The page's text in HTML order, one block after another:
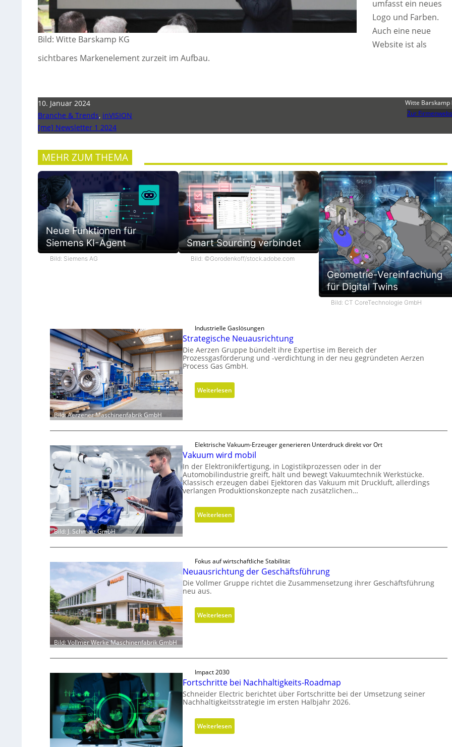
Bild: Witte Barskamp KG
umfasst ein neues
Logo und Farben.
Auch eine neue
Website ist als
sichtbares Markenelement zurzeit im Aufbau.
10. Januar 2024
Branche & Trends, inVISION
[me] Newsletter 1 2024
Witte Barskamp
Zur
MEHR ZUM THEMA
Neue Funktionen für
Siemens KI-Agent
Bild: Siemens AG
Smart Sourcing verbindet
Bild: ©Gorodenkoff/stock.adobe.com
Geometrie-Vereinfachung
für Digital Twins
Bild: CT CoreTechnologie GmbH
Bild: Aerzener Maschinenfabrik GmbH
Industrielle Gaslösungen
Strategische Neuausrichtung
Die Aerzen Gruppe bündelt ihre Expertise im Bereich der
Prozessgasförderung und -verdichtung in der neu gegründeten Aerzen
Process Gas GmbH.
Weiterlesen:
S
a
t
e
g
i
s
c
h
e
u
a
u
s
h
Bild: J. Schmalz GmbH
Elektrische Vakuum-Erzeuger generieren Unterdruck direkt vor Ort
Vakuum wird mobil
In der Elektronikfertigung, in Logistikprozessen oder in der
Automobilindustrie greift, hält und bewegt Vakuumtechnik Werkstücke.
Klassisch erzeugen dabei Ejektoren das Vakuum mit Druckluft, allerdings
verlangen Produktionskonzepte nach zusätzlichen…
Weiterlesen:
V
k
w
r
d
Bild: Vollmer Werke Maschinenfabrik GmbH
Fokus auf wirtschaftliche Stabilität
Neuausrichtung der Geschäftsführung
Die Vollmer Gruppe richtet die Zusammensetzung ihrer Geschäftsführung
neu aus.
Weiterlesen:
N
a
i
h
t
Impact 2030
Fortschritte bei Nachhaltigkeits-Roadmap
Schneider Electric berichtet über Fortschritte bei der Umsetzung seiner
Nachhaltigkeitsstrategie im ersten Halbjahr 2026.
Weiterlesen:
F